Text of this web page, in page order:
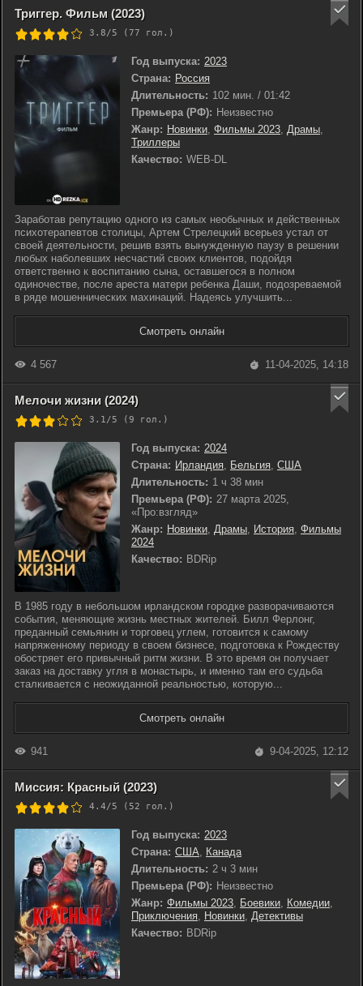
Триггер. Фильм (2023)
3.8/5 (77 гол.)
Год выпуска: 2023
Страна: Россия
Длительность: 102 мин. / 01:42
Премьера (РФ): Неизвестно
Жанр: Новинки, Фильмы 2023, Драмы,
Триллеры
Качество: WEB-DL
Заработав репутацию одного из самых необычных и действенных
психотерапевтов столицы, Артем Стрелецкий всерьез устал от
своей деятельности, решив взять вынужденную паузу в решении
любых наболевших несчастий своих клиентов, подойдя
ответственно к воспитанию сына, оставшегося в полном
одиночестве, после ареста матери ребенка Даши, подозреваемой
в ряде мошеннических махинаций. Надеясь улучшить...
Смотреть онлайн
4 567 11-04-2025, 14:18
Мелочи жизни (2024)
3.1/5 (9 гол.)
Год выпуска: 2024
Страна: Ирландия, Бельгия, США
Длительность: 1 ч 38 мин
Премьера (РФ): 27 марта 2025,
«Про:взгляд»
Жанр: Новинки, Драмы, История, Фильмы
2024
Качество: BDRip
В 1985 году в небольшом ирландском городке разворачиваются
события, меняющие жизнь местных жителей. Билл Ферлонг,
преданный семьянин и торговец углем, готовится к самому
напряженному периоду в своем бизнесе, подготовка к Рождеству
обостряет его привычный ритм жизни. В это время он получает
заказ на доставку угля в монастырь, и именно там его судьба
сталкивается с неожиданной реальностью, которую...
Смотреть онлайн
941 9-04-2025, 12:12
Миссия: Красный (2023)
4.4/5 (52 гол.)
Год выпуска: 2023
Страна: США, Канада
Длительность: 2 ч 3 мин
Премьера (РФ): Неизвестно
Жанр: Фильмы 2023, Боевики, Комедии,
Приключения, Новинки, Детективы
Качество: BDRip